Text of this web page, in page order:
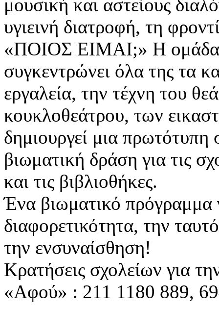
μουσική και αστείους
υγιεινή διατροφή, τη
«ΠΟΙΟΣ ΕΙΜΑΙ;» Η
συγκεντρώνει όλα της τα
εργαλεία, την τέχνη του
κουκλοθεάτρου, των
δημιουργεί μια πρωτότυπη
βιωματική δράση για τις
και τις βιβλιοθήκες.
Ένα βιωματικό πρόγραμμα
διαφορετικότητα, την
την ενσυναίσθηση!
Κρατήσεις σχολείων για
«Αφού» : 211 1180 889,